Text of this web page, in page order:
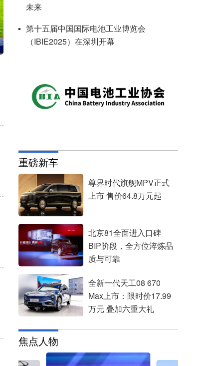
北汽集团1-6月销量79.5万辆 自主品牌同比增14.2%
未来
第十五届中国国际电池工业博览会
（IBIE2025）在深圳开幕
重磅新车
尊界时代旗舰MPV正式
上市 售价64.8万元起
北京81全面进入口碑
BIP阶段，全方位淬炼品
质与可靠
全新一代天工08 670
Max上市：限时价17.99
万元 叠加六重大礼
焦点人物